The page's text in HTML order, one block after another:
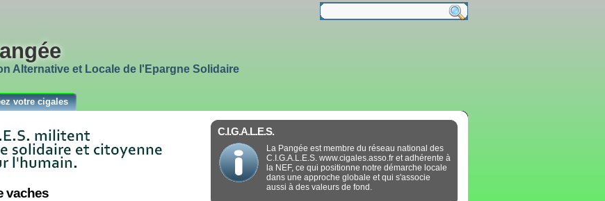
Alternative et Locale de l'Epargne Solidaire
votre cigales
vaches
C.I.G.A.L.E.S.
La Pangée est membre du réseau national des
C.I.G.A.L.E.S. www.cigales.asso.fr et adhérente à
la NEF, ce qui positionne notre démarche locale
dans une approche globale et qui s'associe
aussi à des valeurs de fond.